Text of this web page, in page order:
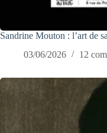
Sandrine Mouton : l’art de
03/06/2026
12